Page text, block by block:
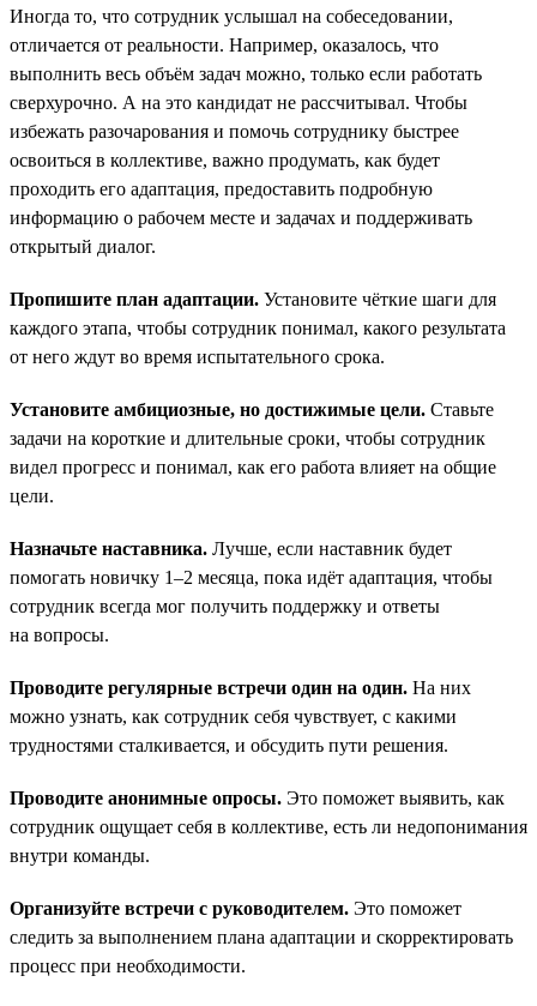
Иногда то, что сотрудник услышал на собеседовании,
отличается от реальности. Например, оказалось, что
выполнить весь объём задач можно, только если работать
сверхурочно. А на это кандидат не рассчитывал. Чтобы
избежать разочарования и помочь сотруднику быстрее
освоиться в коллективе, важно продумать, как будет
проходить его адаптация, предоставить подробную
информацию о рабочем месте и задачах и поддерживать
открытый диалог.
Пропишите план адаптации. Установите чёткие шаги для
каждого этапа, чтобы сотрудник понимал, какого результата
от него ждут во время испытательного срока.
Установите амбициозные, но достижимые цели. Ставьте
задачи на короткие и длительные сроки, чтобы сотрудник
видел прогресс и понимал, как его работа влияет на общие
цели.
Назначьте наставника. Лучше, если наставник будет
помогать новичку 1–2 месяца, пока идёт адаптация, чтобы
сотрудник всегда мог получить поддержку и ответы
на вопросы.
Проводите регулярные встречи один на один. На них
можно узнать, как сотрудник себя чувствует, с какими
трудностями сталкивается, и обсудить пути решения.
Проводите анонимные опросы. Это поможет выявить, как
сотрудник ощущает себя в коллективе, есть ли недопонимания
внутри команды.
Организуйте встречи с руководителем. Это поможет
следить за выполнением плана адаптации и скорректировать
процесс при необходимости.